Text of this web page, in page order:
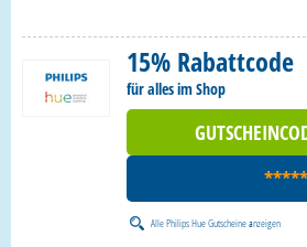
15% Rabattcode
für alles im Shop
AllePhilips Hue Gutscheineanzeigen